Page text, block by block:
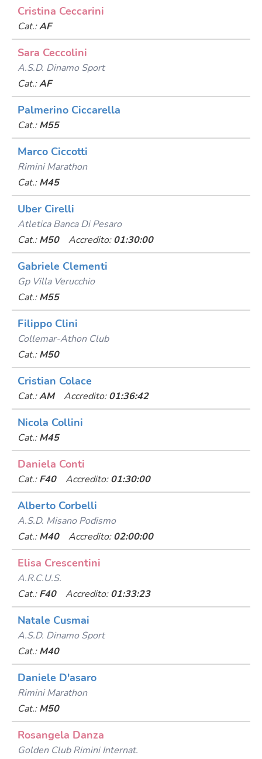
Cristina Ceccarini
Cat.:AF
Sara Ceccolini
A.s.d. Dinamo Sport
Cat.:AF
Palmerino Ciccarella
Cat.: M55
Marco Ciccotti
Rimini Marathon
Cat.: M45
Uber Cirelli
Atletica Banca Di Pesaro
Cat.: M50 Accredito: 01:30:00
Gabriele Clementi
Gp Villa Verucchio
Cat.: M55
Filippo Clini
Collemar-Athon Club
Cat.: M50
Cristian Colace
Cat.:AM Accredito: 01:36:42
Nicola Collini
Cat.: M45
Daniela Conti
Cat.: F40 Accredito: 01:30:00
Alberto Corbelli
A.s.d. Misano Podismo
Cat.: M40 Accredito: 02:00:00
Elisa Crescentini
A.r.c.u.s.
Cat.: F40 Accredito: 01:33:23
Natale Cusmai
A.s.d. Dinamo Sport
Cat.: M40
Daniele D'asaro
Rimini Marathon
Cat.: M50
Rosangela Danza
Golden Club Rimini Internat.